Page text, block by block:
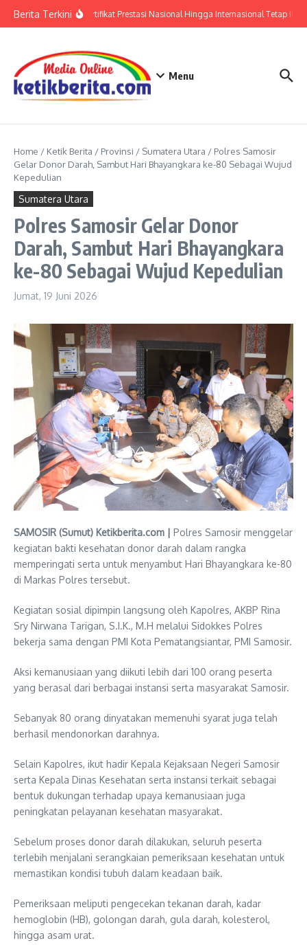
Berita TerkiniPolri: Sertifikat Prestasi Nasional Hingga Internasional Tetap Ikuti
Menu
Home / Ketik Berita / Provinsi / Sumatera Utara / Polres Samosir
Gelar Donor Darah, Sambut Hari Bhayangkara ke-80 Sebagai Wujud
Kepedulian
Sumatera Utara
Polres Samosir Gelar Donor
Darah, Sambut Hari Bhayangkara
ke-80 Sebagai Wujud Kepedulian
Jumat, 19 Juni 2026
SAMOSIR (Sumut) Ketikberita.com | Polres Samosir menggelar
kegiatan bakti kesehatan donor darah dalam rangka
memperingati serta untuk menyambut Hari Bhayangkara ke-80
di Markas Polres tersebut.
Kegiatan sosial dipimpin langsung oleh Kapolres, AKBP Rina
Sry Nirwana Tarigan, S.I.K., M.H melalui Sidokkes Polres
bekerja sama dengan PMI Kota Pematangsiantar, PMI Samosir.
Aksi kemanusiaan yang diikuti lebih dari 100 orang peserta
yang berasal dari berbagai instansi serta masyarakat Samosir.
Sebanyak 80 orang dinyatakan memenuhi syarat juga telah
berhasil mendonorkan darahnya.
Selain Kapolres, ikut hadir Kepala Kejaksaan Negeri Samosir
serta Kepala Dinas Kesehatan serta instansi terkait sebagai
bentuk dukungan terhadap upaya kemanusiaan juga
peningkatan pelayanan kesehatan masyarakat.
Sebelum proses donor darah dilakukan, seluruh peserta
terlebih menjalani serangkaian pemeriksaan kesehatan untuk
memastikan kondisi tubuh dalam keadaan baik.
Pemeriksaan meliputi pengecekan tekanan darah, kadar
hemoglobin (HB), golongan darah, gula darah, kolesterol,
hingga asam urat.